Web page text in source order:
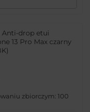
Anti-drop etui
13 Pro Max czarny
zbiorczym:100